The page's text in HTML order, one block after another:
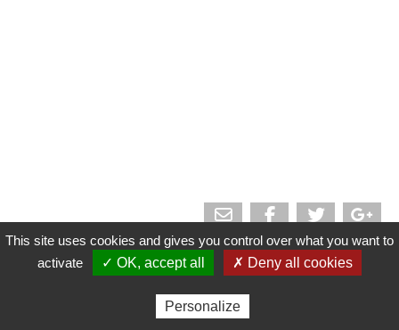
Elevage VanDrie|
Réalisé par Isagri Ingénierie
This site uses cookies and gives you control over what you want to
activate
✓ OK, accept all ✗ Deny all cookies
Personalize